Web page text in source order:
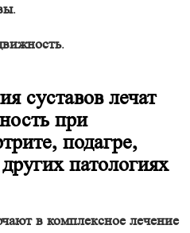
.
.
суставов лечат
при
подагре,
патологиях
в комплексное лечение